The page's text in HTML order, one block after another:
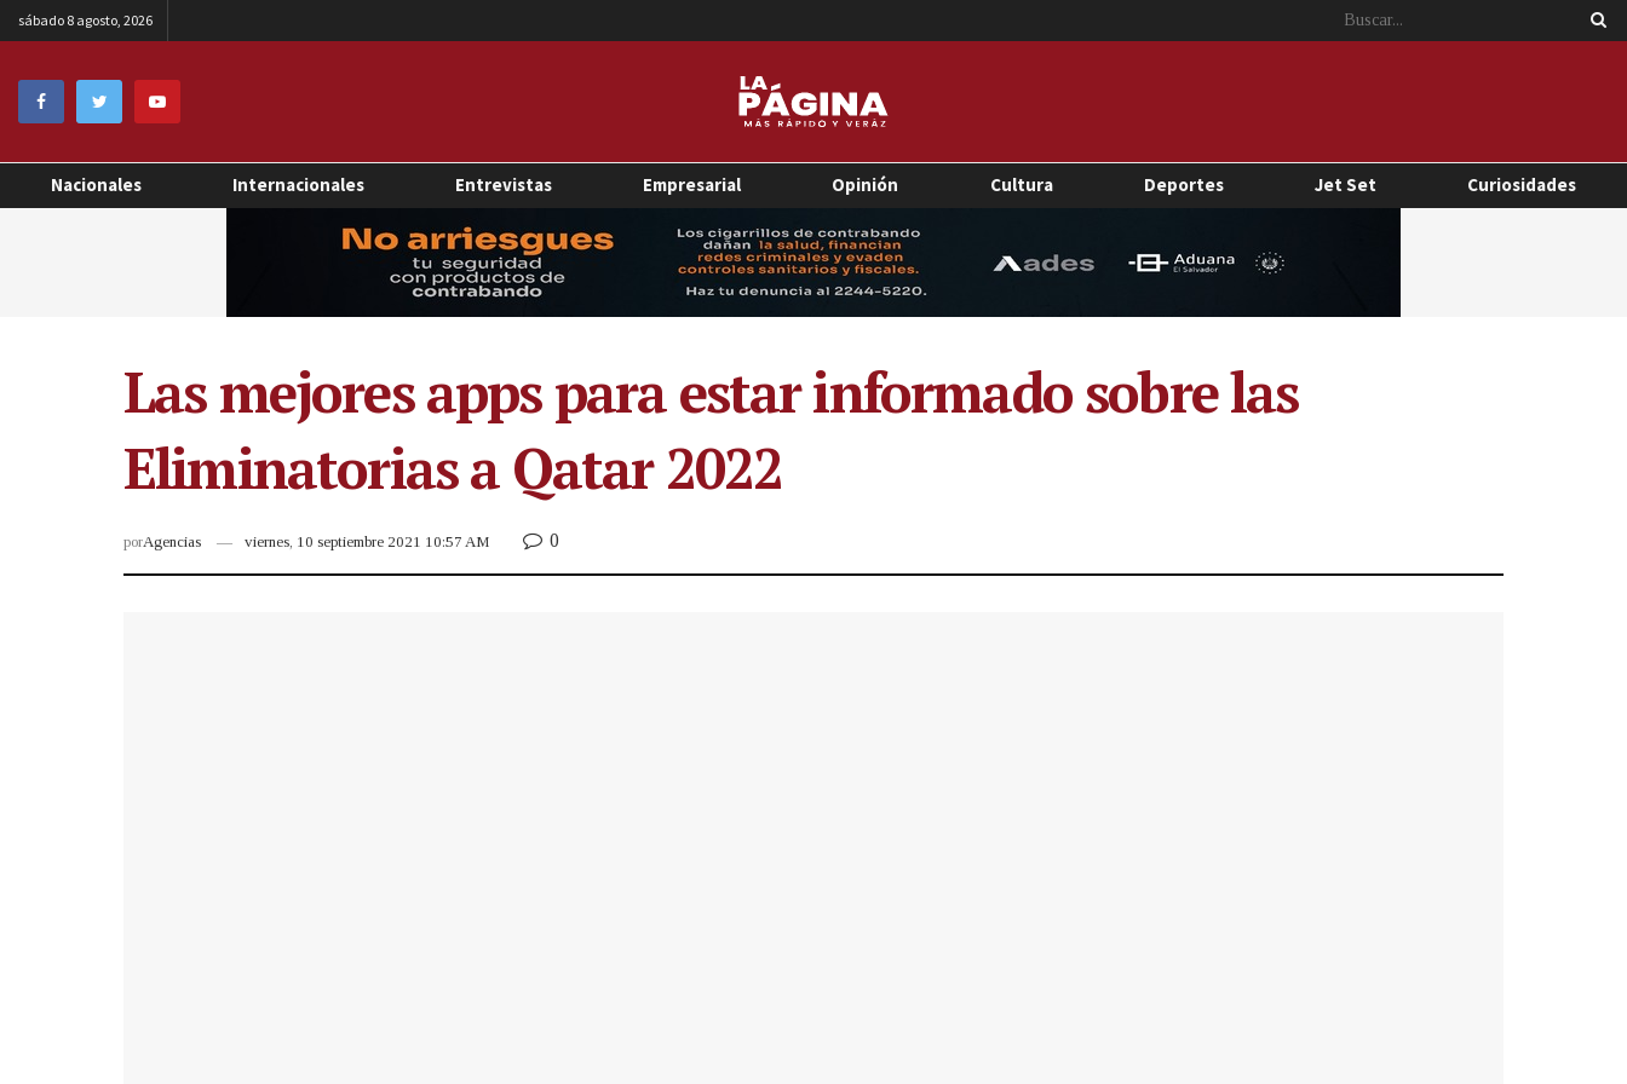
sábado 8 agosto, 2026
Nacionales Internacionales Entrevistas Empresarial Opinión Cultura Deportes Jet Set Curiosidades
Las mejores apps para estar informado sobre las
Eliminatorias a Qatar 2022
porAgencias viernes, 10 septiembre 2021 10:57 AM 0